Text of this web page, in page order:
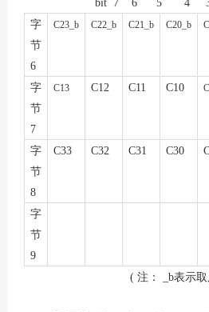
bit 7 6 5 4
字
节
6
C23_ b C22_ b C21_ b C20_ b
字
节
7
C13 C12 C11 C10
字
节
8
C33 C32 C31 C30
字
节
9
( 注： _b表示取